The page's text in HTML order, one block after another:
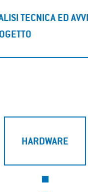
TECNICA ED
HARDWARE